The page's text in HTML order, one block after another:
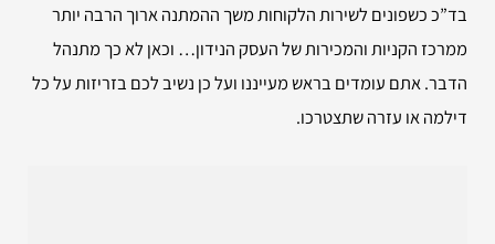
בד”כ כשפונים לשירות הלקוחות משך ההמתנה ארוך הרבה יותר
ממרכז הקניות והמכירות של העסק הנידון… וכאן לא כך מתנהל
הדבר. אתם עומדים בראש מעייננו ועל כן נשיב לכם בזריזות על כל
דילמה או עזרה שתצטרכו.